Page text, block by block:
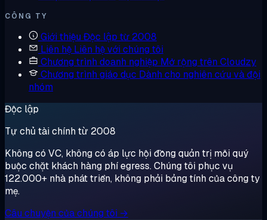
CÔNG TY
Giới thiệu Độc lập từ 2008
Liên hệ Liên hệ với chúng tôi
Chương trình doanh nghiệp Mở rộng trên Cloudzy
Chương trình giáo dục Dành cho nghiên cứu và đội
nhóm
Độc lập
Tự chủ tài chính từ 2008
Không có VC, không có áp lực hội đồng quản trị mỗi quý
buộc chặt khách hàng phí egress. Chúng tôi phục vụ
122.000+ nhà phát triển, không phải bảng tính của công ty
mẹ.
Câu chuyện của chúng tôi →